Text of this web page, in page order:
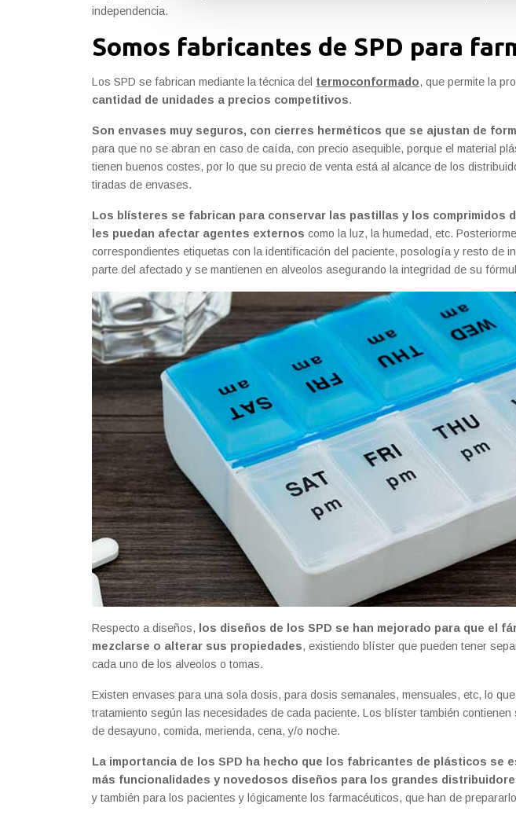
independencia.
Somos fabricantes de SPD para
Los SPD se fabrican mediante la técnica del termoconformado, que permite la
cantidad de unidades a precios competitivos.
Son envases muy seguros, con cierres herméticos que se ajustan de
para que no se abran en caso de caída, con precio asequible, porque el material
tienen buenos costes, por lo que su precio de venta está al alcance de los
tiradas de envases.
Los blísteres se fabrican para conservar las pastillas y los comprimidos
les puedan afectar agentes externos como la luz, la humedad, etc.
correspondientes etiquetas con la identificación del paciente, posología y resto de
parte del afectado y se mantienen en alveolos asegurando la integridad de su
Respecto a diseños,
los diseños de los SPD se han mejorado para que el
mezclarse o alterar sus propiedades, existiendo blíster que pueden tener
cada uno de los alveolos o tomas.
Existen envases para una sola dosis, para dosis semanales, mensuales, etc, lo
tratamiento según las necesidades de cada paciente. Los blíster también
de desayuno, comida, merienda, cena, y/o noche.
La importancia de los SPD ha hecho que los fabricantes de plásticos se
más funcionalidades y novedosos diseños para los grandes
y también para los pacientes y lógicamente los farmacéuticos, que han de